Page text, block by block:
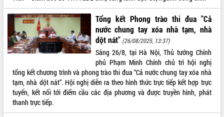
Tổng kết Phong trào thi đua "Cả
nước chung tay xóa nhà tạm, nhà
dột nát" (26/08/2025, 13:37)
Sáng 26/8, tại Hà Nội, Thủ tướng Chính
phủ Phạm Minh Chính chủ trì hội nghị
tổng kết chương trình và phong trào thi đua “Cả nước chung tay xóa nhà
tạm, nhà dột nát”. Hội nghị diễn ra theo hình thức trực tiếp kết hợp trực
tuyến, kết nối tới điểm cầu các địa phương và được truyền hình, phát
thanh trực tiếp.